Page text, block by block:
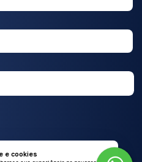
e cookies